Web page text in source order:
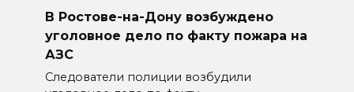
В Ростове-на-Дону возбуждено
уголовное дело по факту пожара на
АЗС
Следователи полиции возбудили